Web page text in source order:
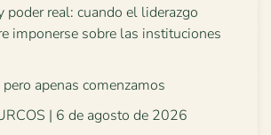
poder real: cuando el liderazgo
imponerse sobre las instituciones
apenas comenzamos
| 6 de agosto de 2026